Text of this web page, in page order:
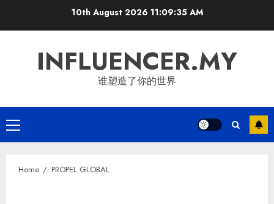
10th August 2026 11:09:36 AM
INFLUENCER.MY
谁塑造了你的世界
Primary
Menu
Home PROPEL GLOBAL